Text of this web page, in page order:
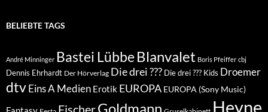
BELIEBTE TAGS
André Minninger Bastei Lübbe Blanvalet Boris Pfeiffer cbj
Dennis Ehrhardt Der Hörverlag Die drei ??? Die drei ??? Kids Droemer
dtvEins A Medien Erotik EUROPA EUROPA (Sony Music)
FischerGoldmann Heyne